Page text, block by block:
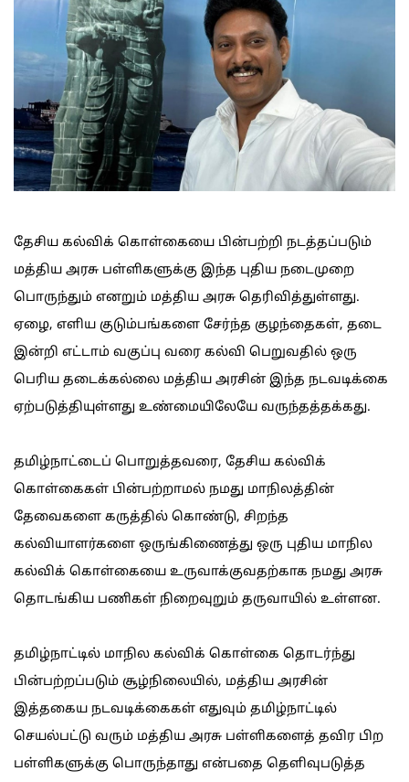
தேசிய கல்விக் கொள்கையை பின்பற்றி நடத்தப்படும்
மத்திய அரசு பள்ளிகளுக்கு இந்த புதிய நடைமுறை
பொருந்தும் எனறும் மத்திய அரசு தெரிவித்துள்ளது.
ஏழை, எளிய குடும்பங்களை சேர்ந்த குழந்தைகள், தடை
இன்றி எட்டாம் வகுப்பு வரை கல்வி பெறுவதில் ஒரு
பெரிய தடைக்கல்லை மத்திய அரசின் இந்த நடவடிக்கை
ஏற்படுத்தியுள்ளது உண்மையிலேயே வருந்தத்தக்கது.
தமிழ்நாட்டைப் பொறுத்தவரை, தேசிய கல்விக்
கொள்கைகள் பின்பற்றாமல் நமது மாநிலத்தின்
தேவைகளை கருத்தில் கொண்டு, சிறந்த
கல்வியாளர்களை ஒருங்கிணைத்து ஒரு புதிய மாநில
கல்விக் கொள்கையை உருவாக்குவதற்காக நமது அரசு
தொடங்கிய பணிகள் நிறைவுறும் தருவாயில் உள்ளன.
தமிழ்நாட்டில் மாநில கல்விக் கொள்கை தொடர்ந்து
பின்பற்றப்படும் சூழ்நிலையில், மத்திய அரசின்
இத்தகைய நடவடிக்கைகள் எதுவும் தமிழ்நாட்டில்
செயல்பட்டு வரும் மத்திய அரசு பள்ளிகளைத் தவிர பிற
பள்ளிகளுக்கு பொருந்தாது என்பதை தெளிவுபடுத்த